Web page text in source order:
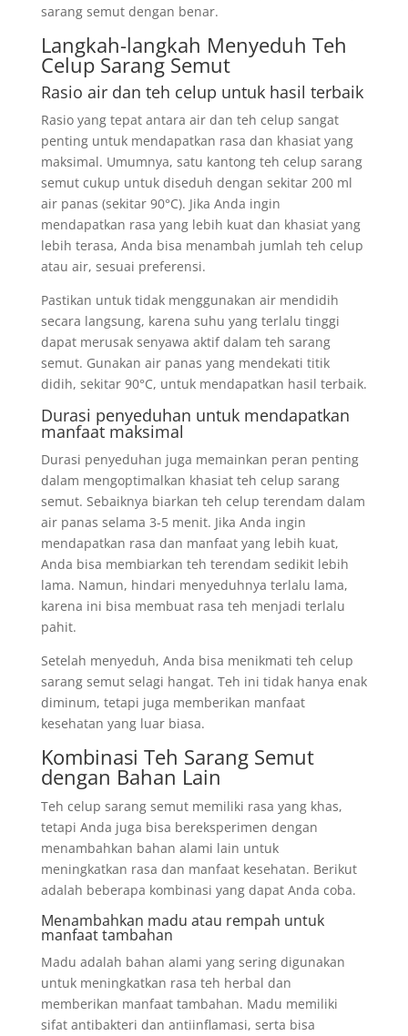
sarang semut dengan benar.
Langkah-langkah Menyeduh Teh
Celup Sarang Semut
Rasio air dan teh celup untuk hasil terbaik
Rasio yang tepat antara air dan teh celup sangat
penting untuk mendapatkan rasa dan khasiat yang
maksimal. Umumnya, satu kantong teh celup sarang
semut cukup untuk diseduh dengan sekitar 200 ml
air panas (sekitar 90°C). Jika Anda ingin
mendapatkan rasa yang lebih kuat dan khasiat yang
lebih terasa, Anda bisa menambah jumlah teh celup
atau air, sesuai preferensi.
Pastikan untuk tidak menggunakan air mendidih
secara langsung, karena suhu yang terlalu tinggi
dapat merusak senyawa aktif dalam teh sarang
semut. Gunakan air panas yang mendekati titik
didih, sekitar 90°C, untuk mendapatkan hasil terbaik.
Durasi penyeduhan untuk mendapatkan
manfaat maksimal
Durasi penyeduhan juga memainkan peran penting
dalam mengoptimalkan khasiat teh celup sarang
semut. Sebaiknya biarkan teh celup terendam dalam
air panas selama 3-5 menit. Jika Anda ingin
mendapatkan rasa dan manfaat yang lebih kuat,
Anda bisa membiarkan teh terendam sedikit lebih
lama. Namun, hindari menyeduhnya terlalu lama,
karena ini bisa membuat rasa teh menjadi terlalu
pahit.
Setelah menyeduh, Anda bisa menikmati teh celup
sarang semut selagi hangat. Teh ini tidak hanya enak
diminum, tetapi juga memberikan manfaat
kesehatan yang luar biasa.
Kombinasi Teh Sarang Semut
dengan Bahan Lain
Teh celup sarang semut memiliki rasa yang khas,
tetapi Anda juga bisa bereksperimen dengan
menambahkan bahan alami lain untuk
meningkatkan rasa dan manfaat kesehatan. Berikut
adalah beberapa kombinasi yang dapat Anda coba.
Menambahkan madu atau rempah untuk
manfaat tambahan
Madu adalah bahan alami yang sering digunakan
untuk meningkatkan rasa teh herbal dan
memberikan manfaat tambahan. Madu memiliki
sifat antibakteri dan antiinflamasi, serta bisa